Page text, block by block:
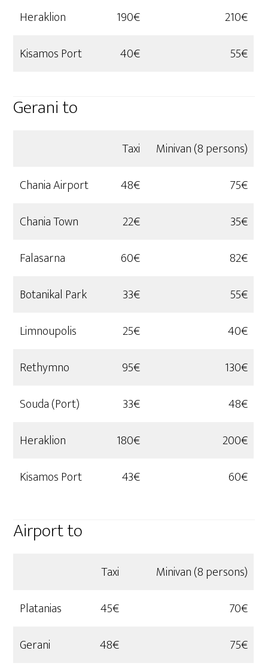
Heraklion
190€
210€
Kisamos Port
40€ 55€
Gerani to
Taxi
Minivan (8 persons)
Chania Airport
48€
75€
Chania Town
22€
35€
Falasarna
60€
82€
Botanikal Park
33€
55€
Limnoupolis
25€
40€
Rethymno
95€
130€
Souda (Port)
33€
48€
Heraklion
180€
200€
Kisamos Port
43€ 60€
Airport to
Taxi
Minivan (8 persons)
Platanias
45€
70€
Gerani
48€
75€